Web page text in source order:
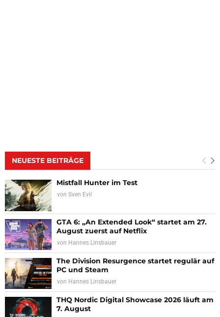
NEUESTE BEITRÄGE
Mistfall Hunter im Test
von Sven Evil
GTA 6: „An Extended Look“ startet am 27.
August zuerst auf Netflix
von Hannes Linsbauer
The Division Resurgence startet regulär auf
PC und Steam
von Hannes Linsbauer
THQ Nordic Digital Showcase 2026 läuft am
7. August